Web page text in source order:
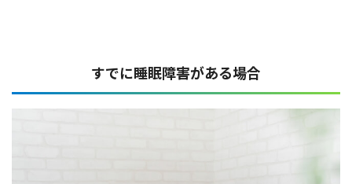
すでに睡眠障害がある場合